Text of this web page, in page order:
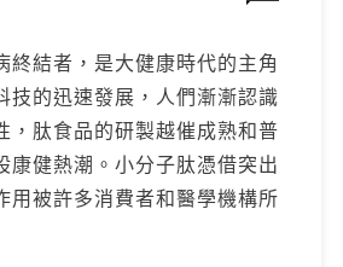
終結者，是大健康時代的主角
技的迅速發展，人們漸漸認識
，肽食品的研製越催成熟和普
康健熱潮。小分子肽憑借突出
用被許多消費者和醫學機構所